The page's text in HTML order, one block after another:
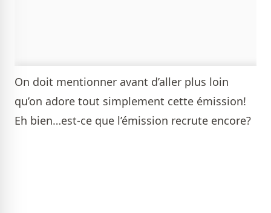
On doit mentionner avant d’aller plus loin
qu’on adore tout simplement cette émission!
Eh bien…est-ce que l’émission recrute encore?